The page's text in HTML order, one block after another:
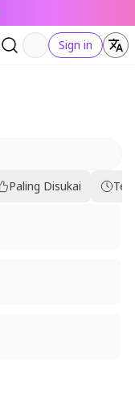
Sign in
Paling Disukai